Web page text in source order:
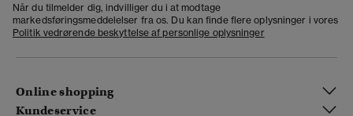
Når du tilmelder dig, indvilliger du i at modtage
markedsføringsmeddelelser fra os. Du kan finde flere oplysninger i vores
Politik vedrørende beskyttelse af personlige oplysninger
Online shopping
Kundeservice